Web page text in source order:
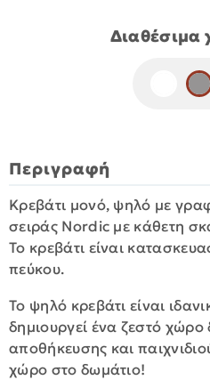
Διαθέσιμα
Περιγραφή
Κρεβάτι μονό, ψηλό με
σειράς Nordic με κάθετη
Το κρεβάτι είναι
πεύκου.
To ψηλό κρεβάτι είναι
δημιουργεί ένα ζεστό
αποθήκευσης και
χώρο στο δωμάτιο!